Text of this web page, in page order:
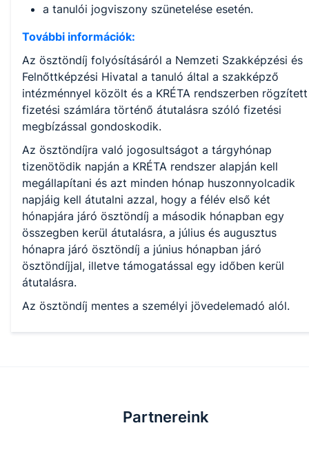
a tanulói jogviszony szünetelése esetén.
További információk:
Az ösztöndíj folyósításáról a Nemzeti Szakképzési és
Felnőttképzési Hivatal a tanuló által a szakképző
intézménnyel közölt és a KRÉTA rendszerben rögzített
fizetési számlára történő átutalásra szóló fizetési
megbízással gondoskodik.
Az ösztöndíjra való jogosultságot a tárgyhónap
tizenötödik napján a KRÉTA rendszer alapján kell
megállapítani és azt minden hónap huszonnyolcadik
napjáig kell átutalni azzal, hogy a félév első két
hónapjára járó ösztöndíj a második hónapban egy
összegben kerül átutalásra, a július és augusztus
hónapra járó ösztöndíj a június hónapban járó
ösztöndíjjal, illetve támogatással egy időben kerül
átutalásra.
Az ösztöndíj mentes a személyi jövedelemadó alól.
Partnereink